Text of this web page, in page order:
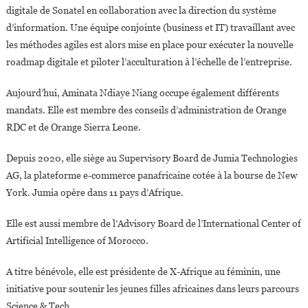
digitale de Sonatel en collaboration avec la direction du système
d’information. Une équipe conjointe (business et IT) travaillant avec
les méthodes agiles est alors mise en place pour exécuter la nouvelle
roadmap digitale et piloter l’acculturation à l’échelle de l’entreprise.
Aujourd’hui, Aminata Ndiaye Niang occupe également différents
mandats. Elle est membre des conseils d’administration de Orange
RDC et de Orange Sierra Leone.
Depuis 2020, elle siège au Supervisory Board de Jumia Technologies
AG, la plateforme e-commerce panafricaine cotée à la bourse de New
York. Jumia opère dans 11 pays d’Afrique.
Elle est aussi membre de l’Advisory Board de l’International Center of
Artificial Intelligence of Morocco.
A titre bénévole, elle est présidente de X-Afrique au féminin, une
initiative pour soutenir les jeunes filles africaines dans leurs parcours
Science & Tech.